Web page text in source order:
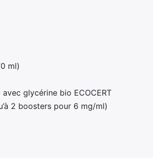
ml)
avec glycérine bio ECOCERT
2 boosters pour 6 mg/ml)